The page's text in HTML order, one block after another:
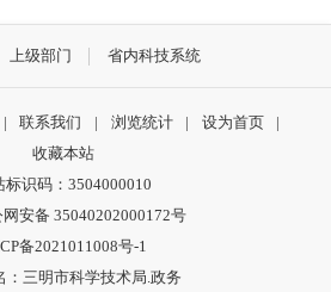
上级部门 省内科技系统
| 联系我们 | 浏览统计 | 设为首页
|
收藏本站
标识码：3504000010
网安备 35040202000172号
备2021011008号-1
：三明市科学技术局.政务